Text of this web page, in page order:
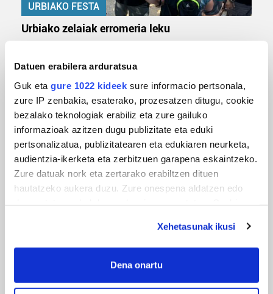
Datuen erabilera arduratsua
Guk eta gure 1022 kideek sure informacio pertsonala,
zure IP zenbakia, esaterako, prozesatzen ditugu, cookie
bezalako teknologiak erabiliz eta zure gailuko
informazioak azitzen dugu publizitate eta eduki
pertsonalizatua, publizitatearen eta edukiaren neurketa,
audientzia-ikerketa eta zerbitzuen garapena eskaintzeko.
Zure datuak nork eta zertarako erabiltzen dituen
hautatzeko aukera duzu. Zure onespena aldatzen edo
If you allow, we would also like to:
Collect information about your geographical
Xehetasunak ikusi
Dena onartu
URBIAKO FESTA
Urbiako zelaiak erromeria leku
MUSIKA
Odik berria ezagutzeko aukera 'KimiK' eta
'Amaaaa!' abestiekin